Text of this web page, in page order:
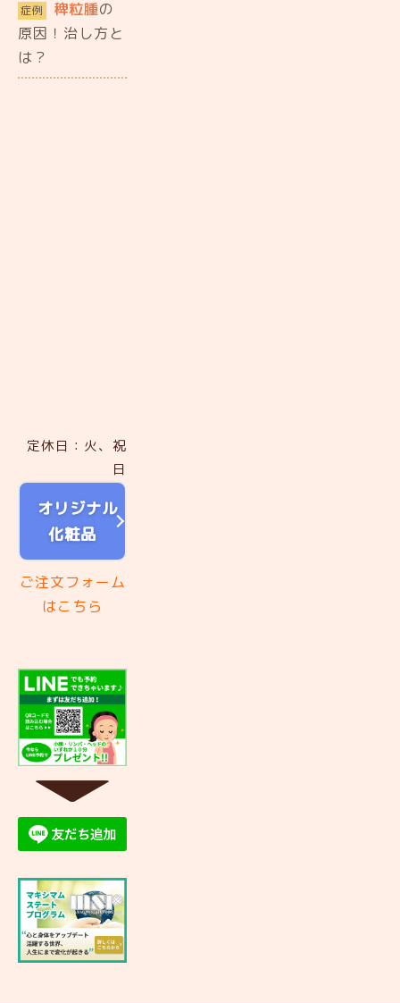
症例 稗粒腫の
原因！治し方と
は？
定休日：火、祝
日
オリジナル
化粧品
ご注文フォーム
はこちら
▼